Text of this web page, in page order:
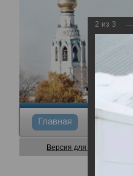
Главная Общие
Версия для
2 из 3